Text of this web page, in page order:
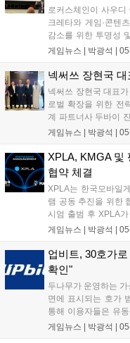
로커스체인이 사우
크레타와 게임·콘텐
감소를 위한 투명성
크레타는 AI와 몰입형
으며, 25일 두바이에
다....
게임뉴스 | 박광석 |
넥써쓰 장현국
넥써쓰 장현국 대표
로벌 확장을 위한 전
계 파트너사 두바이
논의됐다. 양측은 파
다....
게임뉴스 | 박광석 |
XPLA, KMGA 및
협약 체결
XPLA는 한국모바일
램 공동 추진을 위한
시엄 출범 후 XPLA
다. XPLA는 맞춤형
게임뉴스 | 박광석 |
업비트, 30호가
확인"
두나무가 운영하는
면에 표시되는 호가
통해 이용자들은 유
용이해질 것으로 기
게임뉴스 | 박광석 |